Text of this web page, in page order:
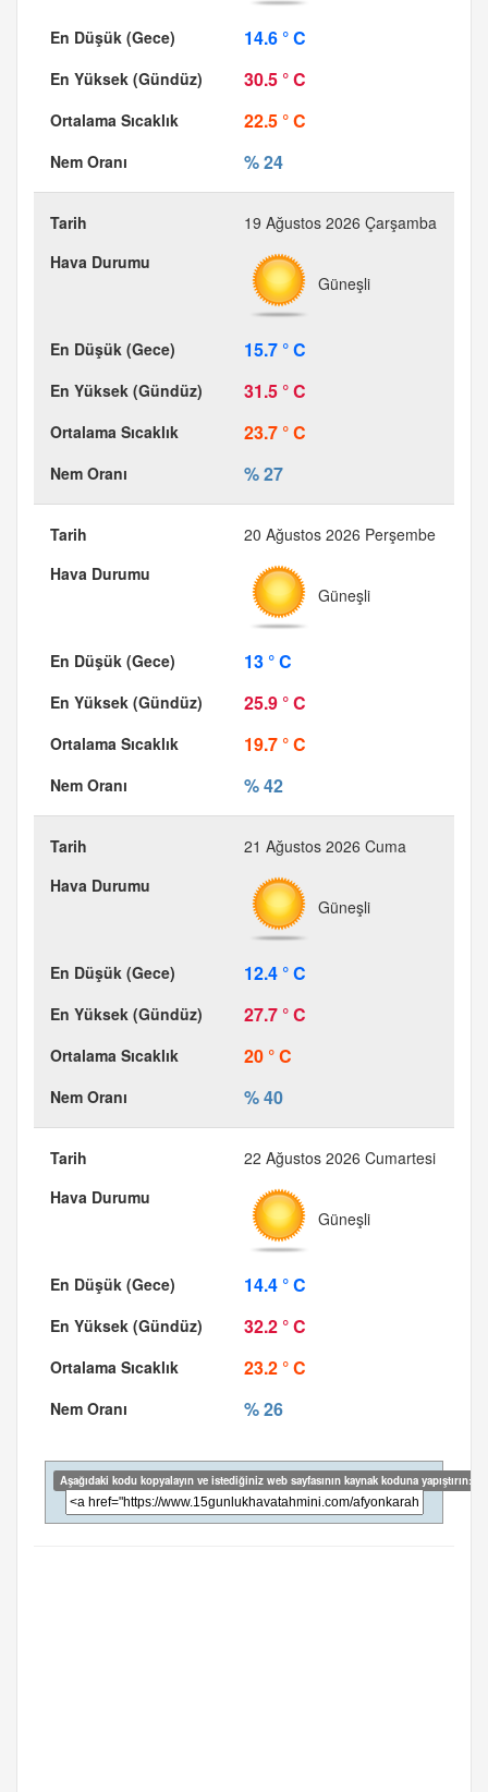
14.6 ° C
30.5 ° C
22.5 ° C
% 24
19 Ağustos 2026 Çarşamba
Güneşli
15.7 ° C
31.5 ° C
23.7 ° C
% 27
20 Ağustos 2026 Perşembe
Güneşli
13 ° C
25.9 ° C
19.7 ° C
% 42
21 Ağustos 2026 Cuma
Güneşli
12.4 ° C
27.7 ° C
20 ° C
% 40
22 Ağustos 2026 Cumartesi
Güneşli
14.4 ° C
32.2 ° C
23.2 ° C
% 26
Aşağıdaki kodu kopyalayın ve istediğiniz web sayfasının kaynak koduna yapıştırın: